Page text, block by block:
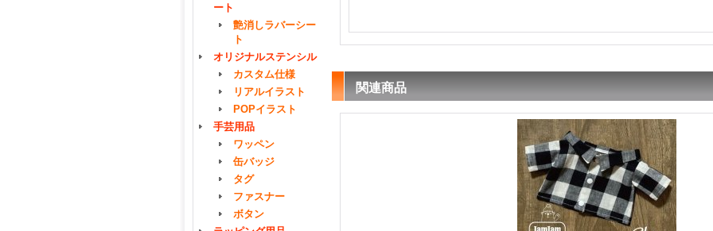
ート
艶消しラバーシー
ト
オリジナルステンシル
カスタム仕様
リアルイラスト
POPイラスト
手芸用品
ワッペン
缶バッジ
タグ
ファスナー
ボタン
関連商品